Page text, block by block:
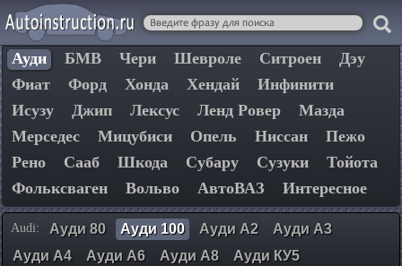
Ауди БМВ Чери Шевроле Ситроен
Дэу
Фиат
Форд Хонда Хендай
Инфинити
Исузу
Джип Лексус Ленд Ровер
Мазда
Мерседес
Мицубиси Опель Ниссан
Пежо
Рено
Сааб Шкода Субару Сузуки
Тойота
Фольксваген
Вольво АвтоВАЗ Интересное
Audi: Ауди 80 Ауди 100 Ауди А2
Ауди А3
Ауди А4
Ауди А6 Ауди А8 Ауди КУ5